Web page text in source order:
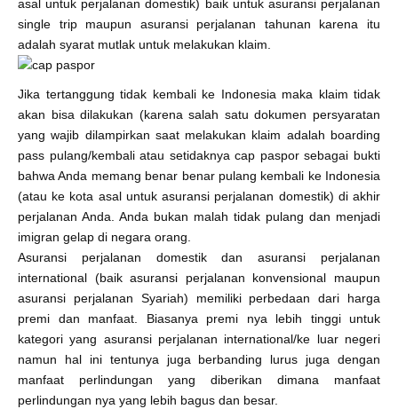
asal untuk perjalanan domestik) baik untuk asuransi perjalanan
single trip maupun asuransi perjalanan tahunan karena itu
adalah syarat mutlak untuk melakukan klaim.
Jika tertanggung tidak kembali ke Indonesia maka klaim tidak
akan bisa dilakukan (karena salah satu dokumen persyaratan
yang wajib dilampirkan saat melakukan klaim adalah boarding
pass pulang/kembali atau setidaknya cap paspor sebagai bukti
bahwa Anda memang benar benar pulang kembali ke Indonesia
(atau ke kota asal untuk asuransi perjalanan domestik) di akhir
perjalanan Anda. Anda bukan malah tidak pulang dan menjadi
imigran gelap di negara orang.
Asuransi perjalanan domestik dan asuransi perjalanan
international (baik asuransi perjalanan konvensional maupun
asuransi perjalanan Syariah) memiliki perbedaan dari harga
premi dan manfaat. Biasanya premi nya lebih tinggi untuk
kategori yang asuransi perjalanan international/ke luar negeri
namun hal ini tentunya juga berbanding lurus juga dengan
manfaat perlindungan yang diberikan dimana manfaat
perlindungan nya yang lebih bagus dan besar.